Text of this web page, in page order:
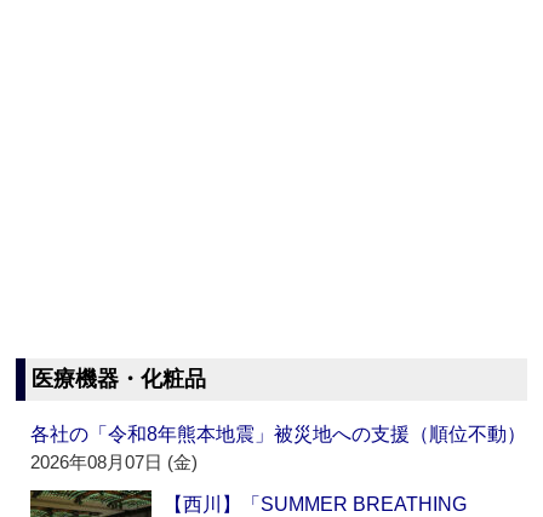
医療機器・化粧品
各社の「令和8年熊本地震」被災地への支援（順位不動）
2026年08月07日 (金)
【西川】「SUMMER BREATHING